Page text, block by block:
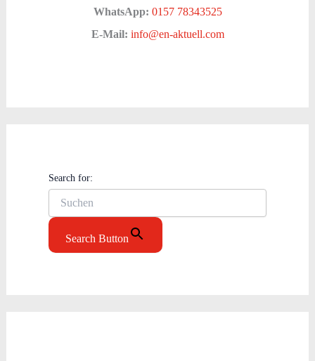
WhatsApp: 0157 78343525
E-Mail: info@en-aktuell.com
Search for:
Search Button